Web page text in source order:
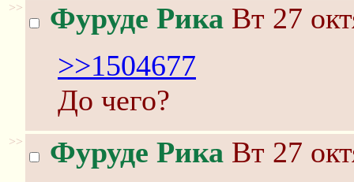
>> Фуруде Рика Вт 27
>>1504677
До чего?
>> Фуруде Рика Вт 27